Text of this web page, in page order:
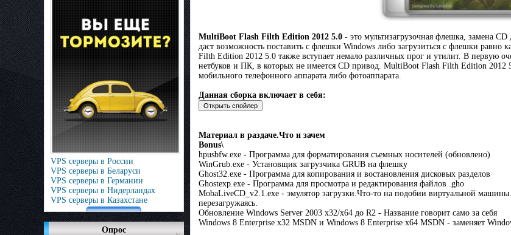
VPS серверы в России
VPS серверы в Беларуси
VPS серверы в Германии
VPS серверы в Нидерландах
VPS серверы в Казахстане
Опрос
MultiBoot Flash Filth Edition 2012 5.0 - это мультизагрузочная флешка, замена
даст возможность поставить с флешки Windows либо загрузиться с флешки равно
Filth Edition 2012 5.0 также вступает немало различных прог и утилит. В первую
нетбуков и ПК, в которых не имеется CD привод. MultiBoot Flash Filth Edition 2012
мобильного телефонного аппарата либо фотоаппарата.
Данная сборка включает в себя:
Материал в раздаче.Что и зачем
Bonus\
hpusbfw.exe - Программа для форматирования съемных носителей (обновлено)
WinGrub.exe - Установщик загрузчика GRUB на флешку
Ghost32.exe - Программа для копирования и востановления дисковых разделов
Ghostexp.exe - Программа для просмотра и редактирования файлов .gho
MobaLiveCD_v2.1.exe - эмулятор загрузки.Что-то на подобии виртуальной
перезагружаясь.
Обновление Windows Server 2003 x32/x64 до R2 - Название говорит само за себя
Windows 8 Enterprise x32 MSDN и Windows 8 Enterprise x64 MSDN - заменяет